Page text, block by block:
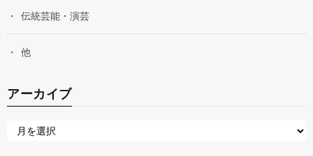
伝統芸能・演芸
他
アーカイブ